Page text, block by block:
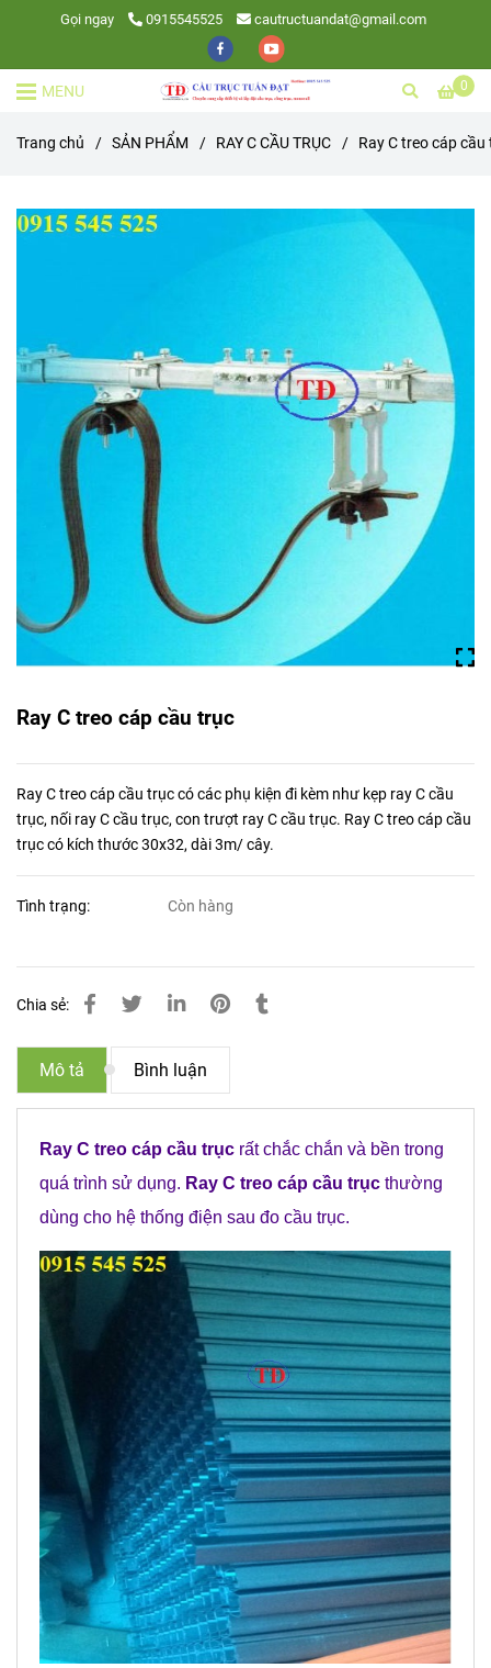
Gọi ngay 0915545525 cautructuandat@gmail.com
0
MENU
Trang chủ / SẢN PHẨM / RAY C CẦU TRỤC / Ray C treo cáp cầu
Ray C treo cáp cầu trục
Ray C treo cáp cầu trục có các phụ kiện đi kèm như kẹp ray C cầu
trục, nối ray C cầu trục, con trượt ray C cầu trục. Ray C treo cáp cầu
trục có kích thước 30x32, dài 3m/ cây.
Tình trạng: Còn hàng
Chia sẻ:
Mô tả Bình luận
Ray C treo cáp cầu trục rất chắc chắn và bền trong
quá trình sử dụng. Ray C treo cáp cầu trục thường
dùng cho hệ thống điện sau đo cầu trục.